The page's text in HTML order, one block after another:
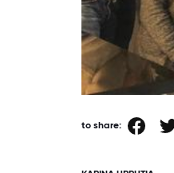
to share: